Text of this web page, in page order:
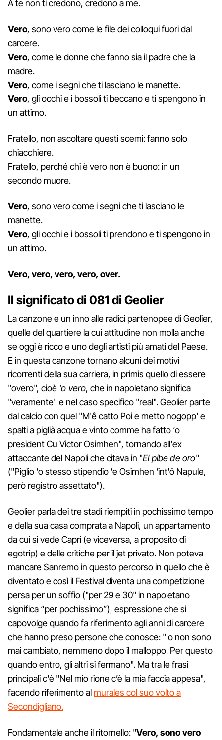
A te non ti credono, credono a me.
Vero, sono vero come le file dei colloqui fuori dal
carcere.
Vero, come le donne che fanno sia il padre che la
madre.
Vero, come i segni che ti lasciano le manette.
Vero, gli occhi e i bossoli ti beccano e ti spengono in
un attimo.
Fratello, non ascoltare questi scemi: fanno solo
chiacchiere.
Fratello, perché chi è vero non è buono: in un
secondo muore.
Vero, sono vero come i segni che ti lasciano le
manette.
Vero, gli occhi e i bossoli ti prendono e ti spengono in
un attimo.
Vero, vero, vero, vero, over.
Il significato di 081 di Geolier
La canzone è un inno alle radici partenopee di Geolier,
quelle del quartiere la cui attitudine non molla anche
se oggi è ricco e uno degli artisti più amati del Paese.
E in questa canzone tornano alcuni dei motivi
ricorrenti della sua carriera, in primis quello di essere
"overo", cioè ‘o vero, che in napoletano significa
"veramente" e nel caso specifico "real". Geolier parte
dal calcio con quel "M'ê catto Poi e metto nogopp' e
spalti a piglià acqua e vinto comme ha fatto ‘o
president Cu Victor Osimhen", tornando all'ex
attaccante del Napoli che citava in "El pibe de oro"
("Piglio ‘o stesso stipendio ‘e Osimhen ‘int'ô Napule,
però registro assettato").
Geolier parla dei tre stadi riempiti in pochissimo tempo
e della sua casa comprata a Napoli, un appartamento
da cui si vede Capri (e viceversa, a proposito di
egotrip) e delle critiche per il jet privato. Non poteva
mancare Sanremo in questo percorso in quello che è
diventato e così il Festival diventa una competizione
persa per un soffio ("per 29 e 30" in napoletano
significa “per pochissimo”), espressione che si
capovolge quando fa riferimento agli anni di carcere
che hanno preso persone che conosce: "Io non sono
mai cambiato, nemmeno dopo il malloppo. Per questo
quando entro, gli altri si fermano". Ma tra le frasi
principali c'è "Nel mio rione c’è la mia faccia appesa",
facendo riferimento al murales col suo volto a
Secondigliano.
Fondamentale anche il ritornello: "Vero, sono vero